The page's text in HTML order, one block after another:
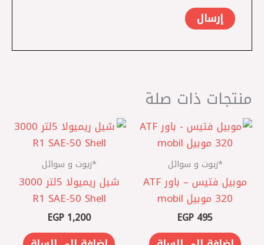
منتجات ذات صلة
*زيوت و سوائل
موبيل فتيس – باور ATF
320 موبيل mobil
EGP 495
*زيوت و سوائل
شيل ريميولا 5لتر 3000
R1 SAE-50 Shell
EGP1,200